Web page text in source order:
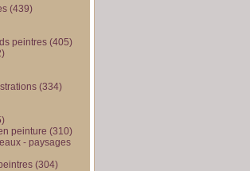
(439)
peintres (405)
(334)
peinture (310)
- paysages
(304)